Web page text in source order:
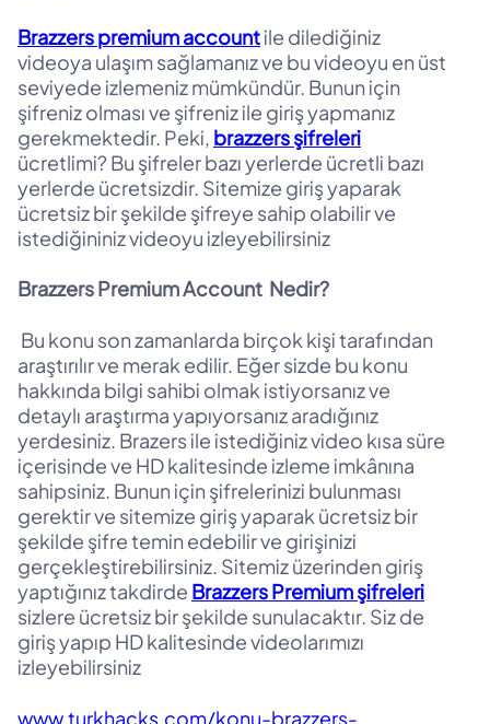
Brazzers premium accountile dilediğiniz
videoya ulaşım sağlamanız ve bu videoyu en üst
seviyede izlemeniz mümkündür. Bunun için
şifreniz olması ve şifreniz ile giriş yapmanız
gerekmektedir. Peki, brazzers şifreleri
ücretlimi? Bu şifreler bazı yerlerde ücretli bazı
yerlerde ücretsizdir. Sitemize giriş yaparak
ücretsiz bir şekilde şifreye sahip olabilir ve
istediğininiz videoyu izleyebilirsiniz
Brazzers Premium Account Nedir?
Bu konu son zamanlarda birçok kişi tarafından
araştırılır ve merak edilir. Eğer sizde bu konu
hakkında bilgi sahibi olmak istiyorsanız ve
detaylı araştırma yapıyorsanız aradığınız
yerdesiniz. Brazers ile istediğiniz video kısa süre
içerisinde ve HD kalitesinde izleme imkânına
sahipsiniz. Bunun için şifrelerinizi bulunması
gerektir ve sitemize giriş yaparak ücretsiz bir
şekilde şifre temin edebilir ve girişinizi
gerçekleştirebilirsiniz. Sitemiz üzerinden giriş
yaptığınız takdirde Brazzers Premium şifreleri
sizlere ücretsiz bir şekilde sunulacaktır. Siz de
giriş yapıp HD kalitesinde videolarımızı
izleyebilirsiniz
www.turkhacks.com/konu-brazzers-